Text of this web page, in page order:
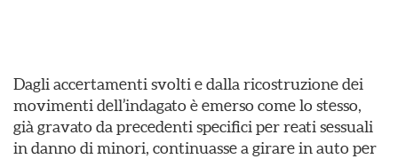
Dagli accertamenti svolti e dalla ricostruzione dei
movimenti dell’indagato è emerso come lo stesso,
già gravato da precedenti specifici per reati sessuali
in danno di minori, continuasse a girare in auto per